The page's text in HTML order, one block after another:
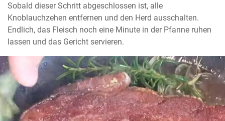
Sobald dieser Schritt abgeschlossen ist, alle
Knoblauchzehen entfernen und den Herd ausschalten.
Endlich, das Fleisch noch eine Minute in der Pfanne ruhen
lassen und das Gericht servieren.